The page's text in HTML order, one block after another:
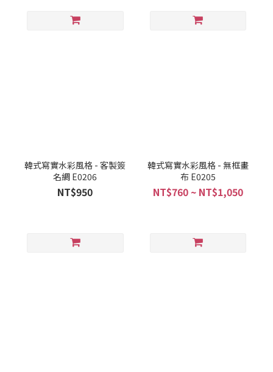
韓式寫實水彩風格 - 客製簽
名綢 E0206
NT$950
韓式寫實水彩風格 - 無框畫
布 E0205
NT$760 ~ NT$1,050